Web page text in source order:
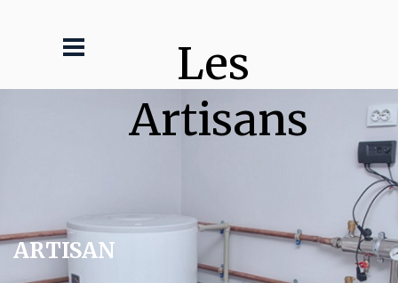
Les
Artisans
ARTISAN